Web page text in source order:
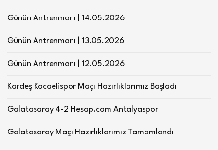
Günün Antrenmanı | 14.05.2026
Günün Antrenmanı | 13.05.2026
Günün Antrenmanı | 12.05.2026
Kardeş Kocaelispor Maçı Hazırlıklarımız Başladı
Galatasaray 4-2 Hesap.com Antalyaspor
Galatasaray Maçı Hazırlıklarımız Tamamlandı